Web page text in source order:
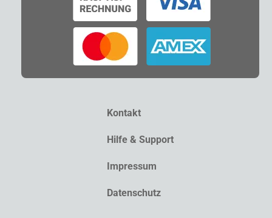
Kontakt
Hilfe & Support
Impressum
Datenschutz